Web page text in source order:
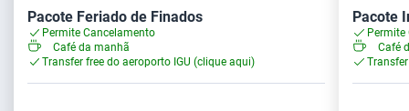
Pacote Feriado de Finados
Permite Cancelamento
Café da manhã
Transfer free do aeroporto IGU (clique aqui)
Pacote
Café